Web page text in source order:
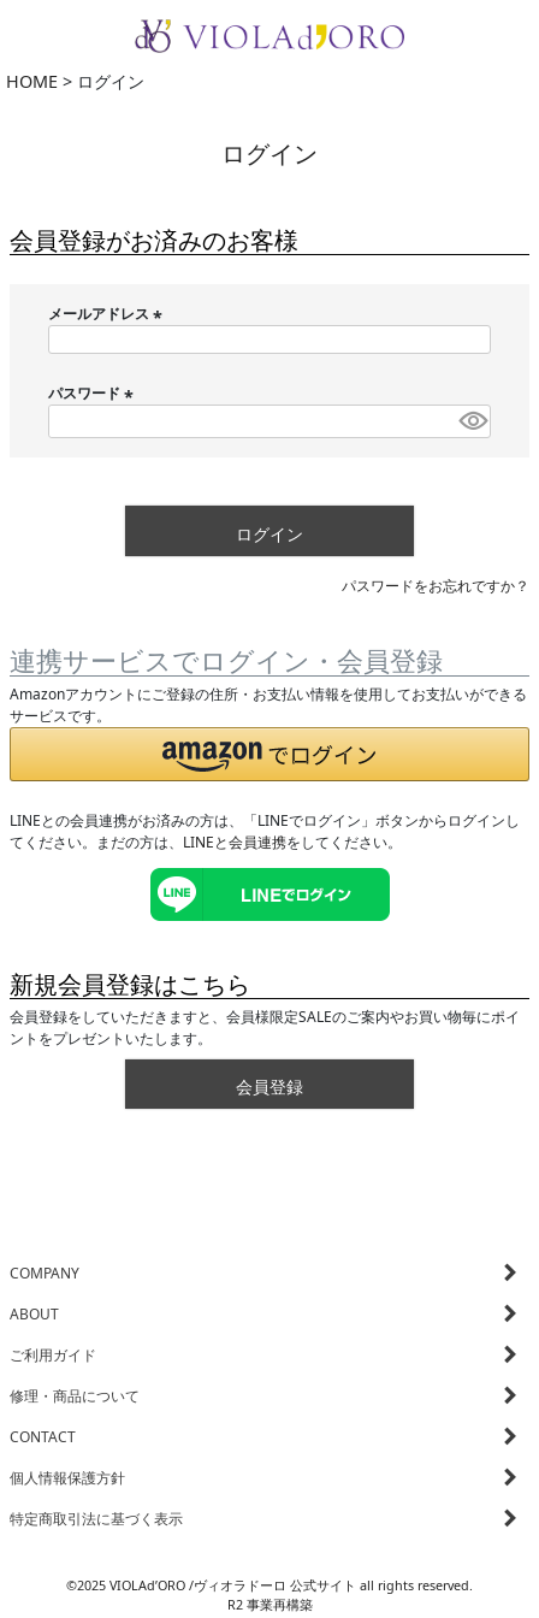
HOME ログイン
ログイン
会員登録がお済みのお客様
メールアドレス
)
パスワード
必
ログイン
パスワードをお忘れですか？
連携サービスでログイン・会員登録
Amazonアカウントにご登録の住所・お支払い情報を使用してお支払いができる
サービスです。
LINEとの会員連携がお済みの方は、「LINEでログイン」ボタンからログインし
てください。まだの方は、 LINEと会員連携をしてください。
新規会員登録はこちら
会員登録をしていただきますと、会員様限定SALEのご案内やお買い物毎にポイ
ントをプレゼントいたします。
会員登録
COMPANY
ABOUT
ご利用ガイド
修理・商品について
CONTACT
個人情報保護方針
特定商取引法に基づく表示
©2025 VIOLAd’ORO /ヴィオラドーロ 公式サイト all rights reserved.
R2 事業再構築